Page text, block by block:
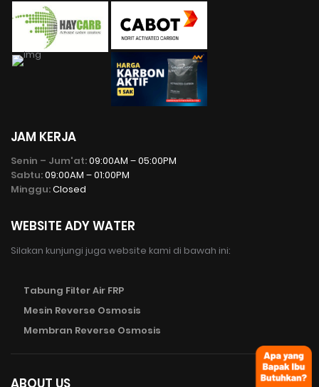
JAM KERJA
Senin – Jum'at:09:00AM – 05:00PM
Sabtu:09:00AM – 01:00PM
Minggu:Closed
WEBSITE ADY WATER
Silakan kunjungi juga website kami di bawah ini:
Tabung Filter Air FRP
Mesin Reverse Osmosis
Membran Reverse Osmosis
ABOUT US